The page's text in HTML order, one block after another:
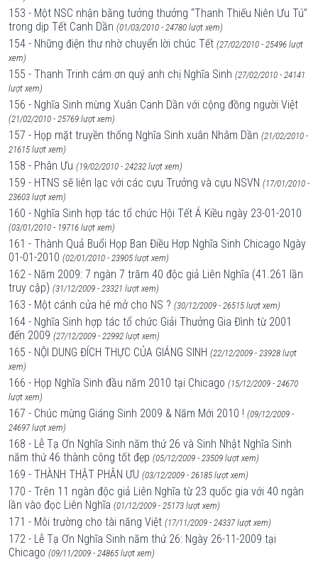
153 - Một NSC nhận bằng tưởng thưởng “Thanh Thiếu Niên Ưu Tú”
trong dịp Tết Canh Dần (01/03/2010 - 24780 lượt xem)
154 - Những điện thư nhờ chuyển lời chúc Tết (27/02/2010 - 25496 lượt
xem)
155 - Thanh Trinh cám ơn quý anh chị Nghĩa Sinh (27/02/2010 - 24141
lượt xem)
156 - Nghĩa Sinh mừng Xuân Canh Dần với cộng đồng người Việt
(21/02/2010 - 25769 lượt xem)
157 - Họp mặt truyền thống Nghĩa Sinh xuân Nhâm Dần (21/02/2010 -
21615 lượt xem)
158 - Phân Ưu (19/02/2010 - 24232 lượt xem)
159 - HTNS sẽ liên lạc với các cựu Trưởng và cựu NSVN (17/01/2010 -
23603 lượt xem)
160 - Nghĩa Sinh hợp tác tổ chức Hội Tết Á Kiều ngày 23-01-2010
(03/01/2010 - 19716 lượt xem)
161 - Thành Quả Buổi Họp Ban Điều Hợp Nghĩa Sinh Chicago Ngày
01-01-2010 (02/01/2010 - 23905 lượt xem)
162 - Năm 2009: 7 ngàn 7 trăm 40 độc giả Liên Nghĩa (41.261 lần
truy cập) (31/12/2009 - 23321 lượt xem)
163 - Một cánh cửa hé mở cho NS ? (30/12/2009 - 26515 lượt xem)
164 - Nghĩa Sinh hợp tác tổ chức Giải Thưởng Gia Đình từ 2001
đến 2009 (27/12/2009 - 22992 lượt xem)
165 - NỘI DUNG ĐÍCH THỰC CỦA GIÁNG SINH (22/12/2009 - 23928 lượt
xem)
166 - Họp Nghĩa Sinh đầu năm 2010 tại Chicago (15/12/2009 - 24670
lượt xem)
167 - Chúc mừng Giáng Sinh 2009 & Năm Mới 2010 ! (09/12/2009 -
24697 lượt xem)
168 - Lễ Tạ Ơn Nghĩa Sinh năm thứ 26 và Sinh Nhật Nghĩa Sinh
năm thứ 46 thành công tốt đẹp (05/12/2009 - 23509 lượt xem)
169 - THÀNH THẬT PHÂN ƯU (03/12/2009 - 26185 lượt xem)
170 - Trên 11 ngàn độc giả Liên Nghĩa từ 23 quốc gia với 40 ngàn
lần vào đọc Liên Nghĩa (01/12/2009 - 25173 lượt xem)
171 - Môi trường cho tài năng Việt (17/11/2009 - 24337 lượt xem)
172 - Lễ Tạ Ơn Nghĩa Sinh năm thứ 26: Ngày 26-11-2009 tại
Chicago (09/11/2009 - 24865 lượt xem)